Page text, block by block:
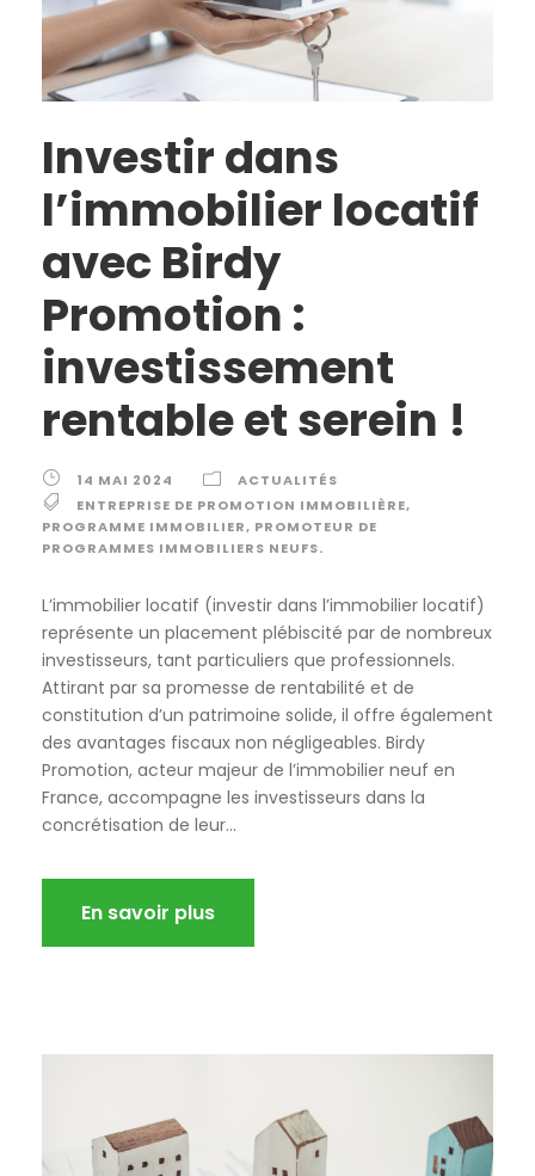
Investir dans
l’immobilier locatif
avec Birdy
Promotion :
investissement
rentable et serein !
14 MAI 2024
ACTUALITÉS
ENTREPRISE DE PROMOTION IMMOBILIÈRE,
PROGRAMME IMMOBILIER, PROMOTEUR DE
PROGRAMMES IMMOBILIERS NEUFS.
L’immobilier locatif (investir dans l’immobilier locatif)
représente un placement plébiscité par de nombreux
investisseurs, tant particuliers que professionnels.
Attirant par sa promesse de rentabilité et de
constitution d’un patrimoine solide, il offre également
des avantages fiscaux non négligeables. Birdy
Promotion, acteur majeur de l’immobilier neuf en
France, accompagne les investisseurs dans la
concrétisation de leur...
En savoir plus